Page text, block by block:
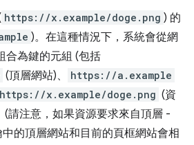
https://x.example/doge.png ) 的
)。在這種情況下，系統會從網
合為鍵的元組 (包括
(頂層網站)、 https://a.example
https://x.example/doge.png (資
(請注意，如果資源要求來自頂層 -
的頂層網站和目前的頁框網站會相